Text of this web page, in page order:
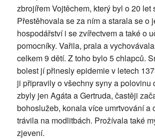
zbrojířem Vojtěchem, který byl o 20 let
Přestěhovala se za ním a starala se o
hospodářství i se zvířectvem a také o
pomocníky. Vařila, prala a
celkem 9 dětí. Z toho bylo 5 chlapců.
bolest jí přinesly epidemie v letech
ji připravily o všechny syny a polovinu
zbyly jen Agáta a Gertruda, častěji
bohoslužeb, konala více umrtvování a
trávila na modlitbách. Prožívala také
zjevení.